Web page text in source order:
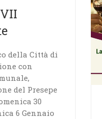
della Città di
con
del Presepe
30
6 Gennaio